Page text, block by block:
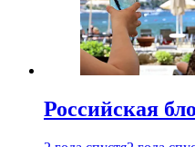
Российская